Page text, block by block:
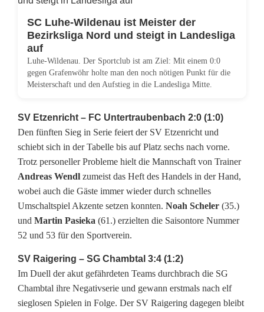
a
h
r
t
s
e
i
n
e
SC Luhe-Wildenau ist Meister der
Bezirksliga Nord und steigt in Landesliga
auf
Luhe-Wildenau. Der Sportclub ist am Ziel: Mit einem 0:0
gegen Grafenwöhr holte man den noch nötigen Punkt für die
Meisterschaft und den Aufstieg in die Landesliga Mitte.
SV Etzenricht – FC Untertraubenbach 2:0 (1:0)
Den fünften Sieg in Serie feiert der SV Etzenricht und
schiebt sich in der Tabelle bis auf Platz sechs nach vorne.
Trotz personeller Probleme hielt die Mannschaft von Trainer
Andreas Wendl zumeist das Heft des Handels in der Hand,
wobei auch die Gäste immer wieder durch schnelles
Umschaltspiel Akzente setzen konnten. Noah Scheler (35.)
und Martin Pasieka (61.) erzielten die Saisontore Nummer
52 und 53 für den Sportverein.
SV Raigering – SG Chambtal 3:4 (1:2)
Im Duell der akut gefährdeten Teams durchbrach die SG
Chambtal ihre Negativserie und gewann erstmals nach elf
sieglosen Spielen in Folge. Der SV Raigering dagegen bleibt